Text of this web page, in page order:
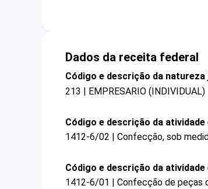
Dados da receita federal
Código e descrição da natureza
213 | EMPRESARIO (INDIVIDUAL)
Código e descrição da
1412-6/02 | Confecção, sob
Código e descrição da
1412-6/01 | Confecção de peças